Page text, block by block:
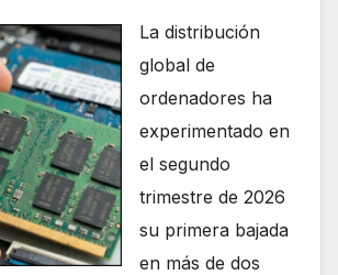
La distribución
global de
ordenadores ha
experimentado en
el segundo
trimestre de 2026
su primera bajada
en más de dos